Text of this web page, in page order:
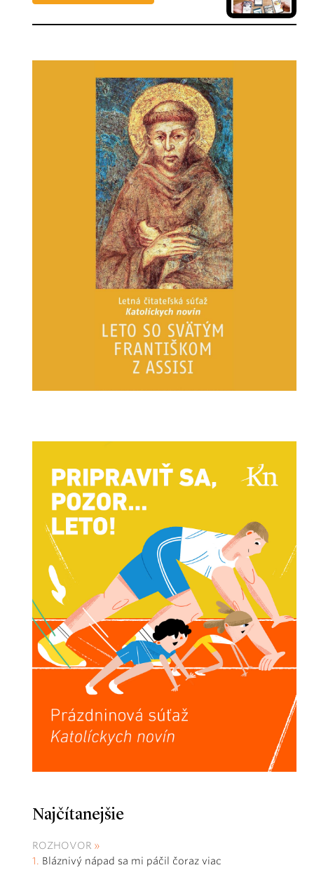
Najčítanejšie
ROZHOVOR
Bláznivý nápad sa mi páčil čoraz viac